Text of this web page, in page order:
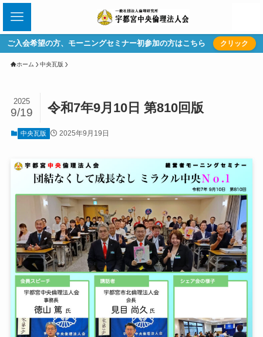
ご入会希望の方、モーニングセミナー初参加の方はこちら クリック
ホーム 中央瓦版
令和7年9月10日 第810回版
2025
9/19
中央瓦版 2025年9月19日